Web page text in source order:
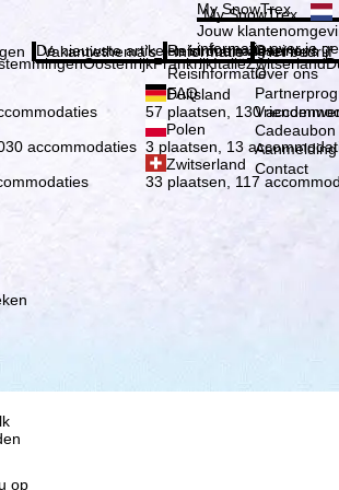
op
My SnowTrex
My SnowTrex
Jouw
informatie over je
OostenrijkFrankrijkItaliëZwitserland
Duitsland
57 plaatsen, 130
accommodaties
Polen
3 plaatsen, 13
Zwitserland
33 plaatsen, 117
Vakantiethema's
De nieuwste artikelen in ons magazine
Informatie
Reisinformatie
Reisinformatie
FAQ
Het bedrijf
Over ons
Over ons
Cadeaubon
Contact